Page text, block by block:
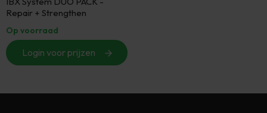
Repair + Strengthen
Op voorraad
Login voor prijzen